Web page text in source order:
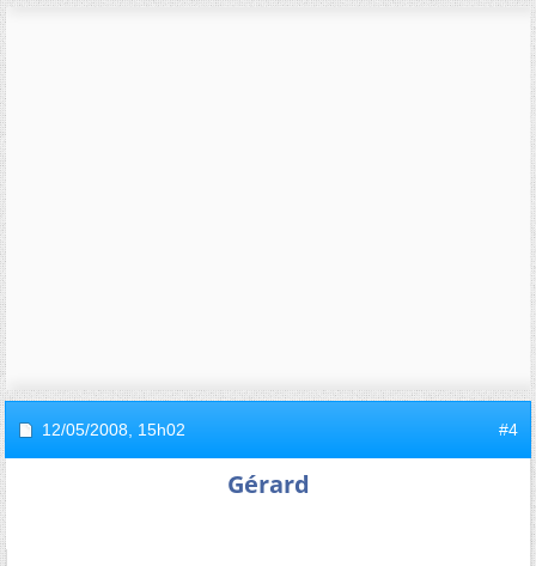
12/05/2008, 15h02 #4
Gérard